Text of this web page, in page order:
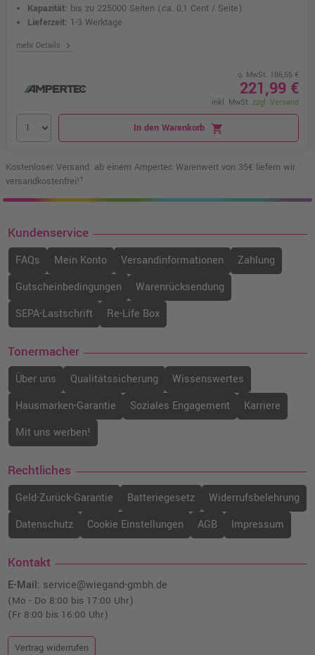
Kapazität: bis zu 225000 Seiten (ca. 0,1 Cent / Seite)
Lieferzeit: 1-3 Werktage
mehr Details chevron_right
o. MwSt. 186,55 €
221,99 €
inkl. MwSt. zzgl. Versand
In den Warenkorb shopping_cart
Kostenloser Versand: ab einem Ampertec Warenwert von 35€ liefern wir
versandkostenfrei!¹
Kundenservice
FAQs Mein Konto Versandinformationen
Zahlung
Gutscheinbedingungen
Warenrücksendung
SEPA-Lastschrift
Re-Life Box
Tonermacher
Über uns Qualitätssicherung
Wissenswertes
Hausmarken-Garantie
Soziales Engagement
Karriere
Mit uns werben!
Rechtliches
Geld-Zurück-Garantie Batteriegesetz
Widerrufsbelehrung
Datenschutz
Cookie Einstellungen AGB Impressum
Kontakt
E-Mail: service@wiegand-gmbh.de
(Mo - Do 8:00 bis 17:00 Uhr)
(Fr 8:00 bis 16:00 Uhr)
Vertrag widerrufen